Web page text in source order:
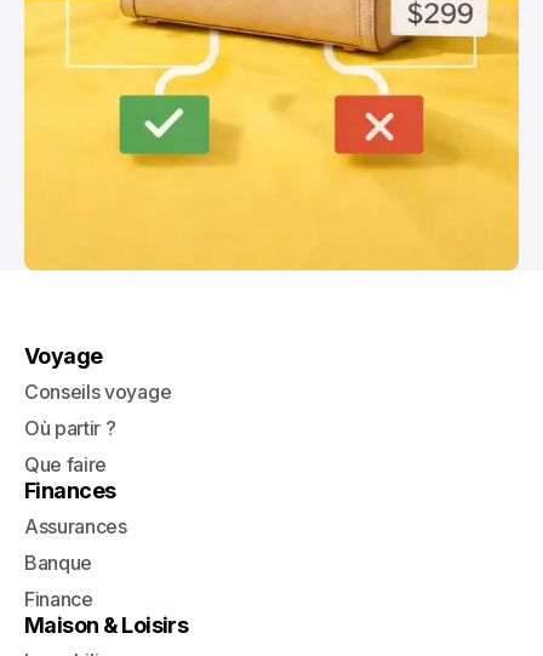
Voyage
Conseils voyage
Où partir ?
Que faire
Finances
Assurances
Banque
Finance
Maison & Loisirs